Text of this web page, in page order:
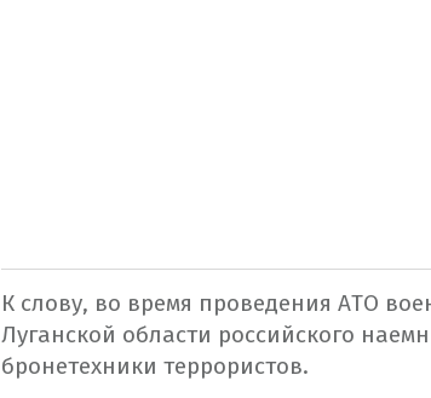
К слову, во время проведения АТО
Луганской области российского
бронетехники террористов.